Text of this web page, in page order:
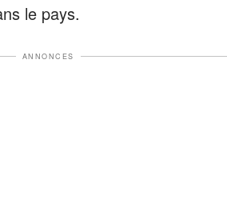
le pays.
ANNONCES